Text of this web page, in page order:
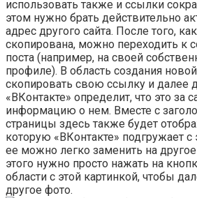
использовать также и ссылки
этом нужно брать действительно
адрес другого сайта. После того,
скопирована, можно переходить к
поста (например, на своей
профиле). В область создания
скопировать свою ссылку и далее
«ВКонтакте» определит, что это за
информацию о нем. Вместе с
страницы здесь также будет
которую «ВКонтакте» подгружает с
ее можно легко заменить на
этого нужно просто нажать на
области с этой картинкой, чтобы
другое фото.